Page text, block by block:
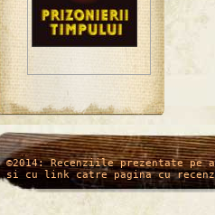
/* */
©2014: Recenziile prezentate
si cu link catre pagina cu